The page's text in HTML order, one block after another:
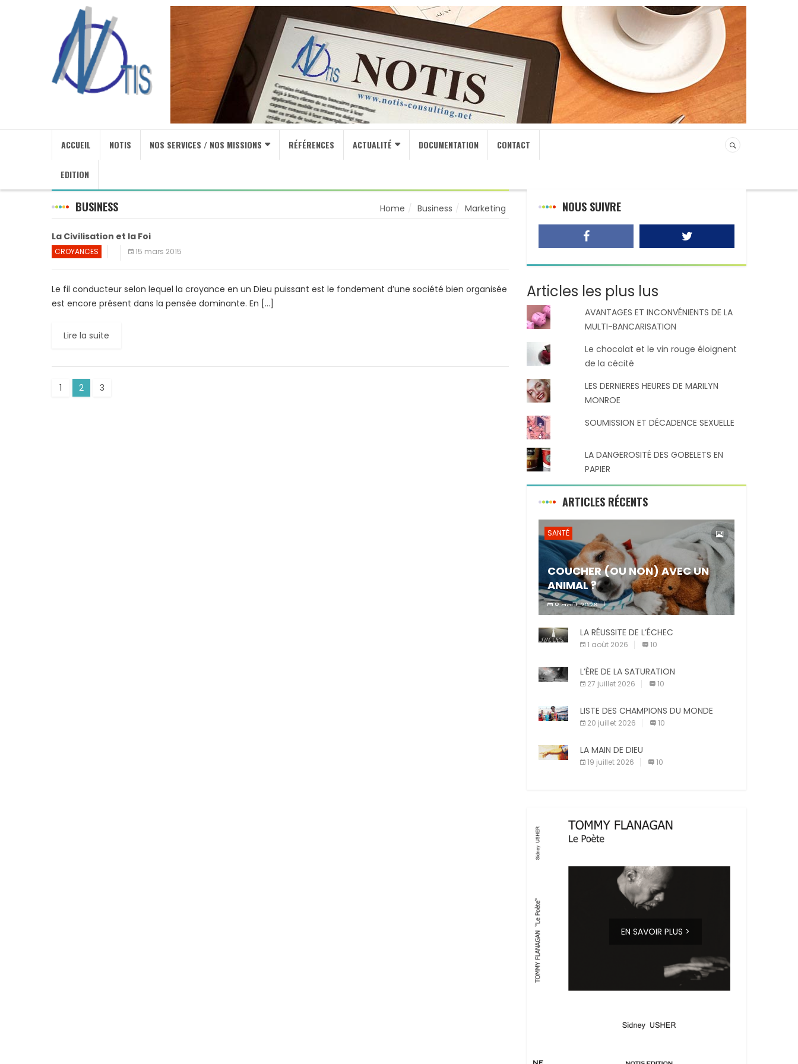
ACCUEIL NOTIS NOS SERVICES / NOS MISSIONS RÉFÉRENCES ACTUALITÉ DOCUMENTATION CONTACT
EDITION
BUSINESS Home Business Marketing
La Civilisation et la Foi
CROYANCES 15 mars 2015
Le fil conducteur selon lequel la croyance en un Dieu puissant est le fondement d’une société bien organisée
est encore présent dans la pensée dominante. En […]
Lire la suite
1 2 3
NOUS SUIVRE
Articles les plus lus
AVANTAGES ET INCONVÉNIENTS DE LA
MULTI-BANCARISATION
Le chocolat et le vin rouge éloignent
de la cécité
LES DERNIERES HEURES DE MARILYN
MONROE
SOUMISSION ET DÉCADENCE SEXUELLE
LA DANGEROSITÉ DES GOBELETS EN
PAPIER
ARTICLES RÉCENTS
SANTÉ
COUCHER (OU NON) AVEC UN
ANIMAL ?
8 août 2026
compagnie est un sujet très controversé.
Les adeptes affirment que la présence de
LA RÉUSSITE DE L’ÉCHEC
1 août 2026 10
L’ÈRE DE LA SATURATION
27 juillet 2026 10
LISTE DES CHAMPIONS DU MONDE
20 juillet 2026 10
LA MAIN DE DIEU
19 juillet 2026 10
EN SAVOIR PLUS >